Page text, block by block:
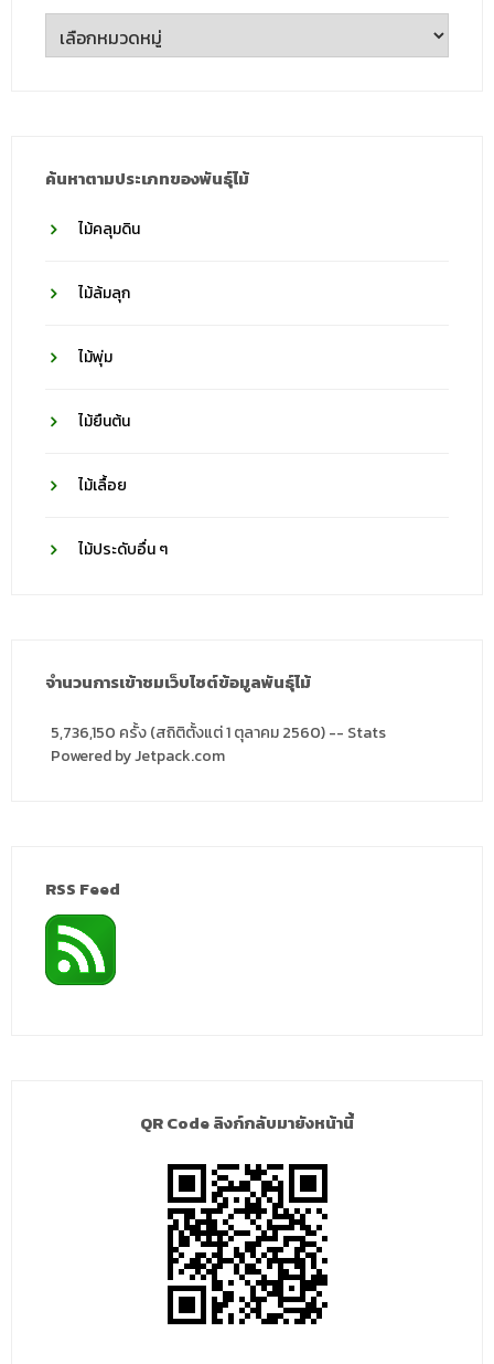
ค้นหา
ตาม
ค้นหาตามประเภทของพันธุ์ไม้
ไม้คลุมดิน
ไม้ล้มลุก
ไม้พุ่ม
ไม้ยืนต้น
ไม้เลื้อย
ไม้ประดับอื่น ๆ
จำนวนการเข้าชมเว็บไซต์ข้อมูลพันธุ์ไม้
5,736,150 ครั้ง (สถิติตั้งแต่ 1 ตุลาคม 2560) -- Stats
Powered by Jetpack.com
RSS Feed
QR Code ลิงก์กลับมายังหน้านี้